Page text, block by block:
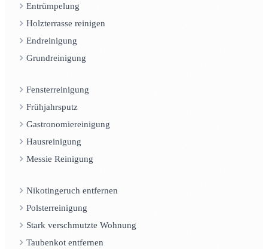
Entrümpelung
Holzterrasse reinigen
Endreinigung
Grundreinigung
Fensterreinigung
Frühjahrsputz
Gastronomiereinigung
Hausreinigung
Messie Reinigung
Nikotingeruch entfernen
Polsterreinigung
Stark verschmutzte Wohnung
Taubenkot entfernen